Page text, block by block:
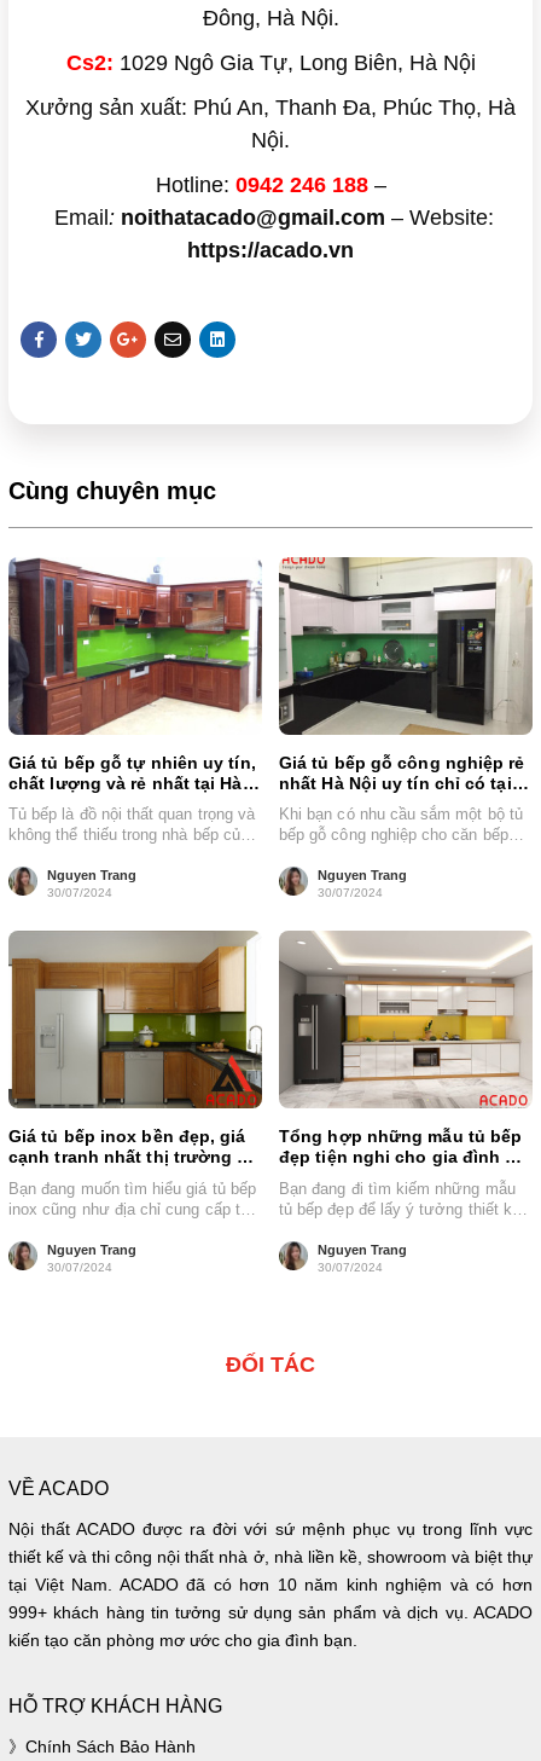
Đông, Hà Nội.
Cs2: 1029 Ngô Gia Tự, Long Biên, Hà Nội
Xưởng sản xuất: Phú An, Thanh Đa, Phúc Thọ, Hà
Nội.
Hotline: 0942 246 188 –
Email : noithatacado@gmail.com – Website:
https://acado.vn
Cùng chuyên mục
Giá tủ bếp gỗ tự nhiên uy tín,
chất lượng và rẻ nhất tại Hà
Nội
Tủ bếp là đồ nội thất quan trọng và
không thể thiếu trong nhà bếp của
Nguyen Trang
30/07/2024
Giá tủ bếp gỗ công nghiệp rẻ
nhất Hà Nội uy tín chỉ có tại
Acado
Khi bạn có nhu cầu sắm một bộ tủ
bếp gỗ công nghiệp cho căn bếp
Nguyen Trang
30/07/2024
Giá tủ bếp inox bền đẹp, giá
cạnh tranh nhất thị trường Hà
Bạn đang muốn tìm hiểu giá tủ bếp
inox cũng như địa chỉ cung cấp tủ
Nguyen Trang
30/07/2024
Tổng hợp những mẫu tủ bếp
đẹp tiện nghi cho gia đình giá
Bạn đang đi tìm kiếm những mẫu
tủ bếp đẹp để lấy ý tưởng thiết kế
Nguyen Trang
30/07/2024
ĐỐI TÁC
VỀ ACADO
Nội thất ACADO được ra đời với sứ mệnh phục vụ trong lĩnh vực
thiết kế và thi công nội thất nhà ở, nhà liền kề, showroom và biệt thự
tại Việt Nam. ACADO đã có hơn 10 năm kinh nghiệm và có hơn
999+ khách hàng tin tưởng sử dụng sản phẩm và dịch vụ. ACADO
kiến tạo căn phòng mơ ước cho gia đình bạn.
HỖ TRỢ KHÁCH HÀNG
Chính Sách Bảo Hành